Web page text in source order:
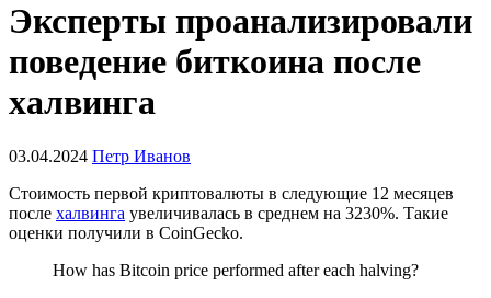
Эксперты проанализировали
поведение биткоина после
халвинга
03.04.2024 Петр Иванов
Стоимость первой криптовалюты в следующие 12 месяцев
после халвинга увеличивалась в среднем на 3230%. Такие
оценки получили в CoinGecko.
How has Bitcoin price performed after each halving?